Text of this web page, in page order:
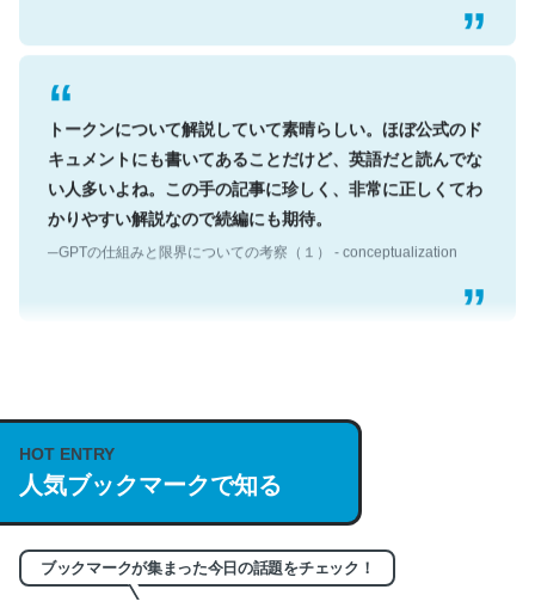
トークンについて解説していて素晴らしい。ほぼ公式のド
キュメントにも書いてあることだけど、英語だと読んでな
い人多いよね。この手の記事に珍しく、非常に正しくてわ
かりやすい解説なので続編にも期待。
─GPTの仕組みと限界についての考察（１） - conceptualization
説してる記事が少ないので貴重な良記事。/続編来た
https://isobe324649.hatenablog.com/entry/2023/03/27
/064121
─GPTの仕組みと限界についての考察（１） - conceptualization
HOT ENTRY
人気ブックマークで知る
ブックマークが集まった今日の話題をチェック！